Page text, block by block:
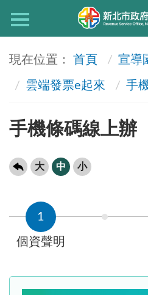
首頁 宣導
雲端發票e起來 手
手機條碼線上辦
大 中 小
1
個資聲明